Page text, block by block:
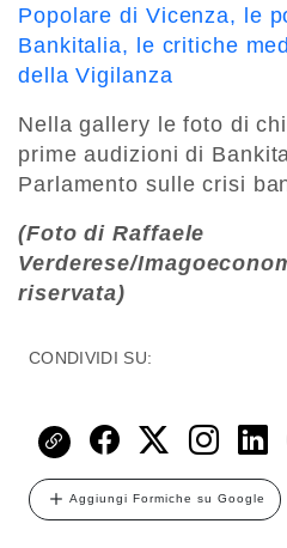
Popolare di Vicenza, le
Bankitalia, le critiche
della Vigilanza
Nella gallery le foto di
prime audizioni di
Parlamento sulle crisi
(Foto di Raffaele
Verderese/
riservata)
CONDIVIDI SU:
Aggiungi Formiche su Google